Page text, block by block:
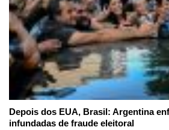
Depois dos EUA, Brasil: Argentina
infundadas de fraude eleitoral